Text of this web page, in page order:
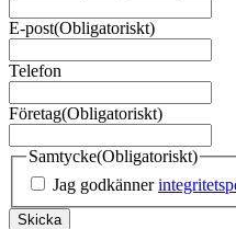
E-post(Obligatoriskt)
Telefon
Företag(Obligatoriskt)
Samtycke(Obligatoriskt)
Jag godkänner
Skicka